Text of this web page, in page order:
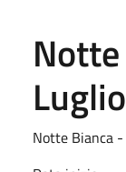
Notte Bianca